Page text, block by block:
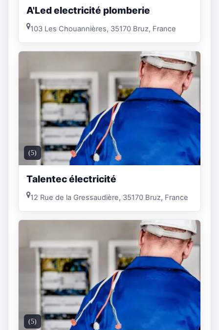
A'Led electricité plomberie
103 Les Chouannières, 35170 Bruz, France
(5)
Talentec électricité
12 Rue de la Gressaudière, 35170 Bruz, France
(5)